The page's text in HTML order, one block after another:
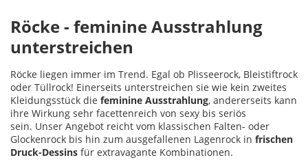
Röcke - feminine Ausstrahlung
unterstreichen
Röcke liegen immer im Trend. Egal ob Plisseerock, Bleistiftrock
oder Tüllrock! Einerseits unterstreichen sie wie kein zweites
Kleidungsstück die feminine Ausstrahlung, andererseits kann
ihre Wirkung sehr facettenreich von sexy bis seriös
sein. Unser Angebot reicht vom klassischen Falten- oder
Glockenrock bis hin zum ausgefallenen Lagenrock in frischen
Druck-Dessins für extravagante Kombinationen.